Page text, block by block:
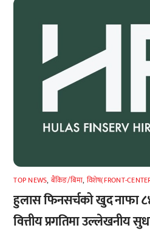
TOP NEWS, बैंकिङ/बिमा, विशेष(FRONT-
हुलास फिनसर्चको खुद नाफा
वित्तीय प्रगतिमा उल्लेखनीय